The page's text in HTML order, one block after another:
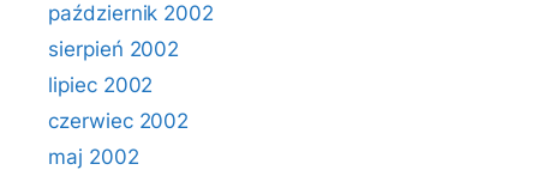
październik 2002
sierpień 2002
lipiec 2002
czerwiec 2002
maj 2002